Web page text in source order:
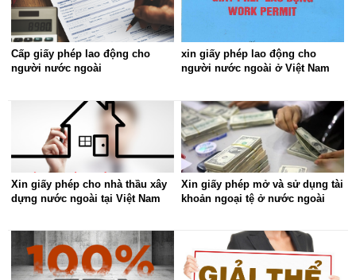
Cấp giấy phép lao động cho
người nước ngoài
xin giấy phép lao động cho
người nước ngoài ở Việt Nam
Xin giấy phép cho nhà thầu xây
dựng nước ngoài tại Việt Nam
Xin giấy phép mở và sử dụng tài
khoản ngoại tệ ở nước ngoài